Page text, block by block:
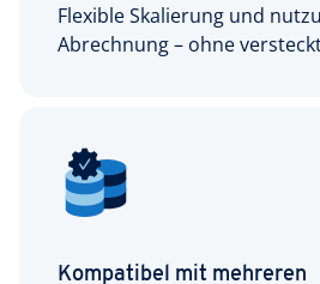
Flexible Skalierung und
Abrechnung – ohne
Kompatibel mit mehreren